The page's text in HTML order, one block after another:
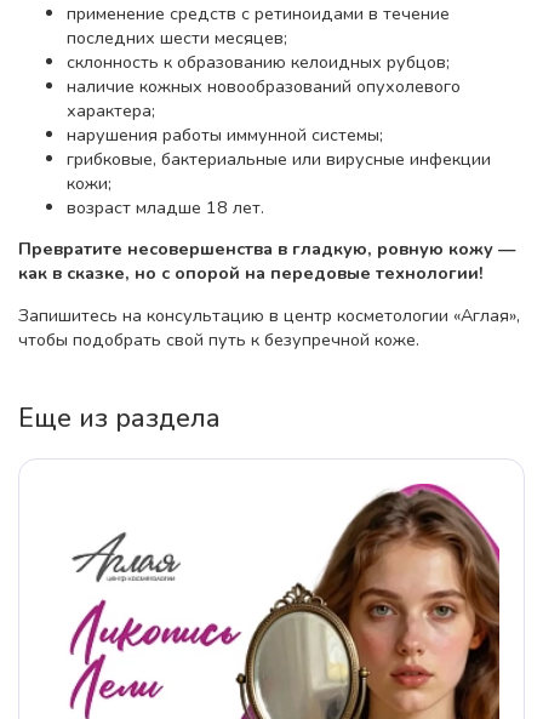
применение средств с ретиноидами в течение
последних шести месяцев;
склонность к образованию келоидных рубцов;
наличие кожных новообразований опухолевого
характера;
нарушения работы иммунной системы;
грибковые, бактериальные или вирусные инфекции
кожи;
возраст младше 18 лет.
Превратите несовершенства в гладкую, ровную кожу —
как в сказке, но с опорой на передовые технологии!
Запишитесь на консультацию в центр косметологии «Аглая»,
чтобы подобрать свой путь к безупречной коже.
Еще из раздела